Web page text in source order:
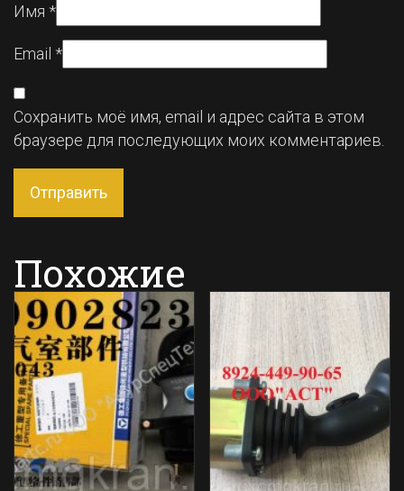
Имя *
Email *
Сохранить моё имя, email и адрес сайта в этом
браузере для последующих моих комментариев.
Похожие